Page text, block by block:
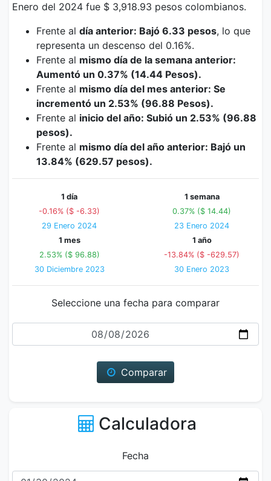
Enero del 2024 fue $ 3,918.93 pesos colombianos.
Frente al día anterior: Bajó 6.33 pesos, lo que
representa un descenso del 0.16%.
Frente al mismo día de la semana anterior:
Aumentó un 0.37% (14.44 Pesos).
Frente al mismo día del mes anterior: Se
incrementó un 2.53% (96.88 Pesos).
Frente al inicio del año: Subió un 2.53% (96.88
pesos).
Frente al mismo día del año anterior: Bajó un
13.84% (629.57 pesos).
1 día
-0.16% ($ -6.33)
29 Enero 2024
1 semana
0.37% ($ 14.44)
23 Enero 2024
1 mes
2.53% ($ 96.88)
30 Diciembre 2023
1 año
-13.84% ($ -629.57)
30 Enero 2023
Seleccione una fecha para comparar
Fecha
Comparar
Calculadora
Fecha